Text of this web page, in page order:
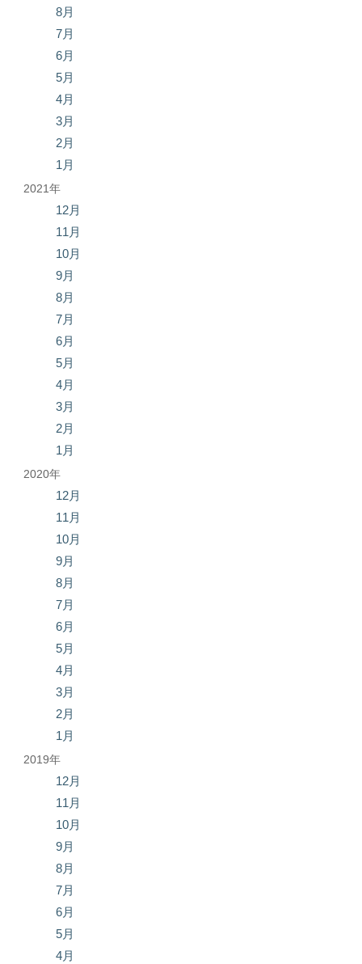
8月
7月
6月
5月
4月
3月
2月
1月
2021年
12月
11月
10月
9月
8月
7月
6月
5月
4月
3月
2月
1月
2020年
12月
11月
10月
9月
8月
7月
6月
5月
4月
3月
2月
1月
2019年
12月
11月
10月
9月
8月
7月
6月
5月
4月